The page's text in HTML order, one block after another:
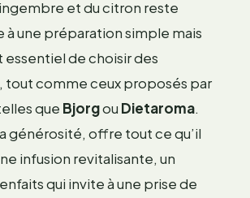
et du citron reste
à une préparation simple mais
essentiel de choisir des
tout comme ceux proposés par
que Bjorgou Dietaroma.
générosité, offre tout ce qu’il
infusion revitalisante, un
qui invite à une prise de